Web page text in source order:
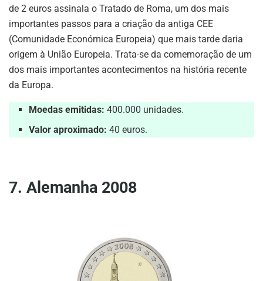
de 2 euros assinala o Tratado de Roma, um dos mais
importantes passos para a criação da antiga CEE
(Comunidade Económica Europeia) que mais tarde daria
origem à União Europeia. Trata-se da comemoração de um
dos mais importantes acontecimentos na história recente
da Europa.
Moedas emitidas: 400.000 unidades.
Valor aproximado: 40 euros.
7. Alemanha 2008